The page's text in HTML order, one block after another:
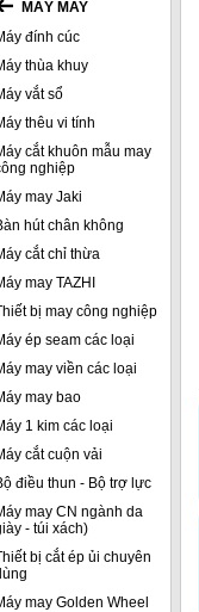
MÁY MAY
đính cúc
thùa khuy
vắt sổ
thêu vi tính
cắt khuôn mẫu may
nghiệp
may Jaki
hút chân không
cắt chỉ thừa
may TAZHI
bị may công nghiệp
ép seam các loại
may viền các loại
may bao
1 kim các loại
cắt cuộn vải
điều thun - Bộ trợ lực
may CN ngành da
- túi xách)
bị cắt ép ủi chuyên
may Golden Wheel